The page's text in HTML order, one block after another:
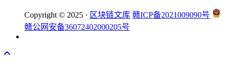
Copyright © 2025 · 区块链文库 赣ICP备2021009090号
赣公网安备36072402000205号